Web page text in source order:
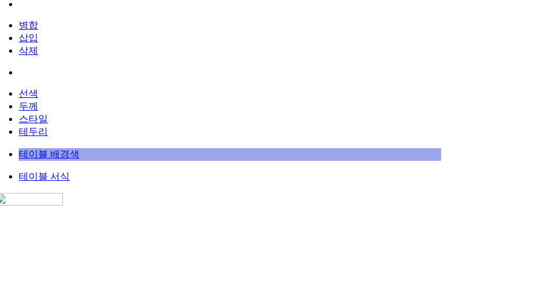
병합
삽입
삭제
선색
두께
스타일
테두리
테이블 배경색
테이블 서식